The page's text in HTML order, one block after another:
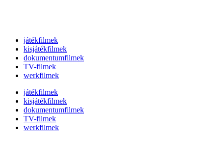
játékfilmek
kisjátékfilmek
dokumentumfilmek
TV-filmek
werkfilmek
játékfilmek
kisjátékfilmek
dokumentumfilmek
TV-filmek
werkfilmek